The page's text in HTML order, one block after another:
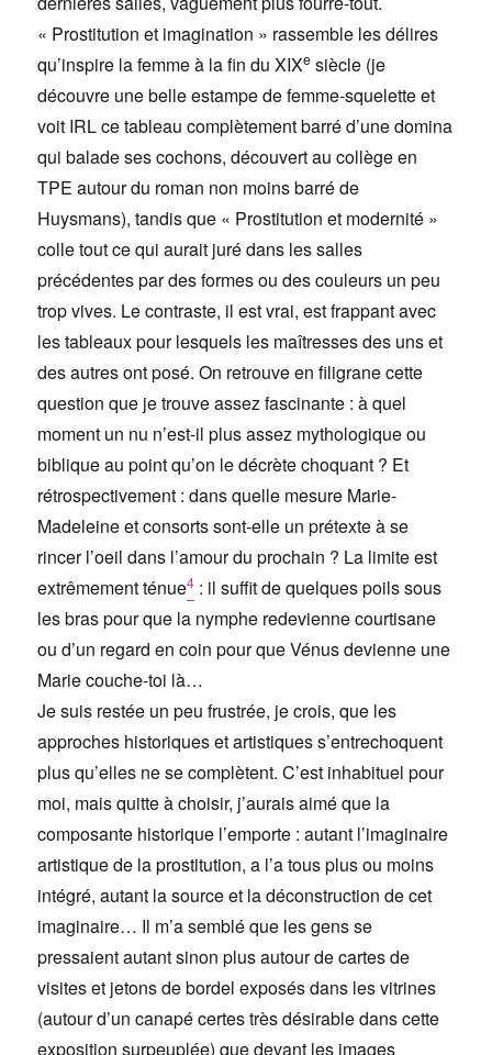
« Prostitution et imagination » rassemble les délires
qu’inspire la femme à la fin du XIXe siècle (je
découvre une belle estampe de femme-squelette et
voit IRL ce tableau complètement barré d’une domina
qui balade ses cochons, découvert au collège en
TPE autour du roman non moins barré de
Huysmans), tandis que « Prostitution et modernité »
colle tout ce qui aurait juré dans les salles
précédentes par des formes ou des couleurs un peu
trop vives. Le contraste, il est vrai, est frappant avec
les tableaux pour lesquels les maîtresses des uns et
des autres ont posé. On retrouve en filigrane cette
question que je trouve assez fascinante : à quel
moment un nu n’est-il plus assez mythologique ou
biblique au point qu’on le décrète choquant ? Et
rétrospectivement : dans quelle mesure Marie-
Madeleine et consorts sont-elle un prétexte à se
rincer l’oeil dans l’amour du prochain ? La limite est
extrêmement ténue4 : il suffit de quelques poils sous
les bras pour que la nymphe redevienne courtisane
ou d’un regard en coin pour que Vénus devienne une
Marie couche-toi là…
Je suis restée un peu frustrée, je crois, que les
approches historiques et artistiques s’entrechoquent
plus qu’elles ne se complètent. C’est inhabituel pour
moi, mais quitte à choisir, j’aurais aimé que la
composante historique l’emporte : autant l’imaginaire
artistique de la prostitution, a l’a tous plus ou moins
intégré, autant la source et la déconstruction de cet
imaginaire… Il m’a semblé que les gens se
pressaient autant sinon plus autour de cartes de
visites et jetons de bordel exposés dans les vitrines
(autour d’un canapé certes très désirable dans cette
exposition surpeuplée) que devant les images